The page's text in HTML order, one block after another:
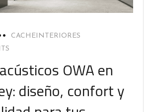
CACHEINTERIORES
OWA en
diseño, confort y